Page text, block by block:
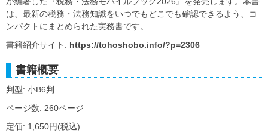
は、最新の税務・法務知識をいつでもどこでも確認できるよう、コ
ンパクトにまとめられた実務書です。
書籍紹介サイト: https://tohoshobo.info/?p=2306
書籍概要
判型: 小B6判
ページ数: 260ページ
定価: 1,650円(税込)